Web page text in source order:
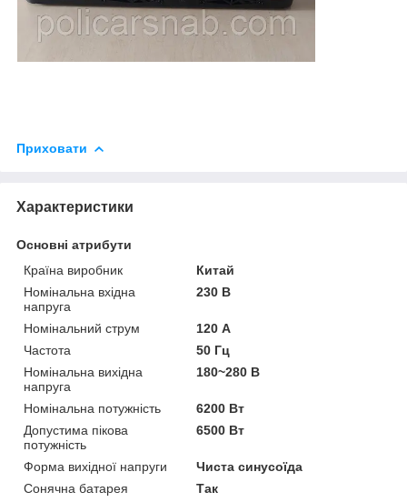
Приховати
Характеристики
Основні атрибути
Країна виробник
Китай
Номінальна вхідна
напруга
230 В
Номінальний струм
120 А
Частота
50 Гц
Номінальна вихідна
напруга
180~280 В
Номінальна потужність
6200 Вт
Допустима пікова
потужність
6500 Вт
Форма вихідної напруги
Чиста синусоїда
Сонячна батарея
Так